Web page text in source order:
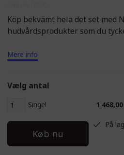
Köp bekvämt hela det set med
hudvårdsprodukter som du
Mere info
Vælg antal
Singel 1 468,00
Køb nu
På